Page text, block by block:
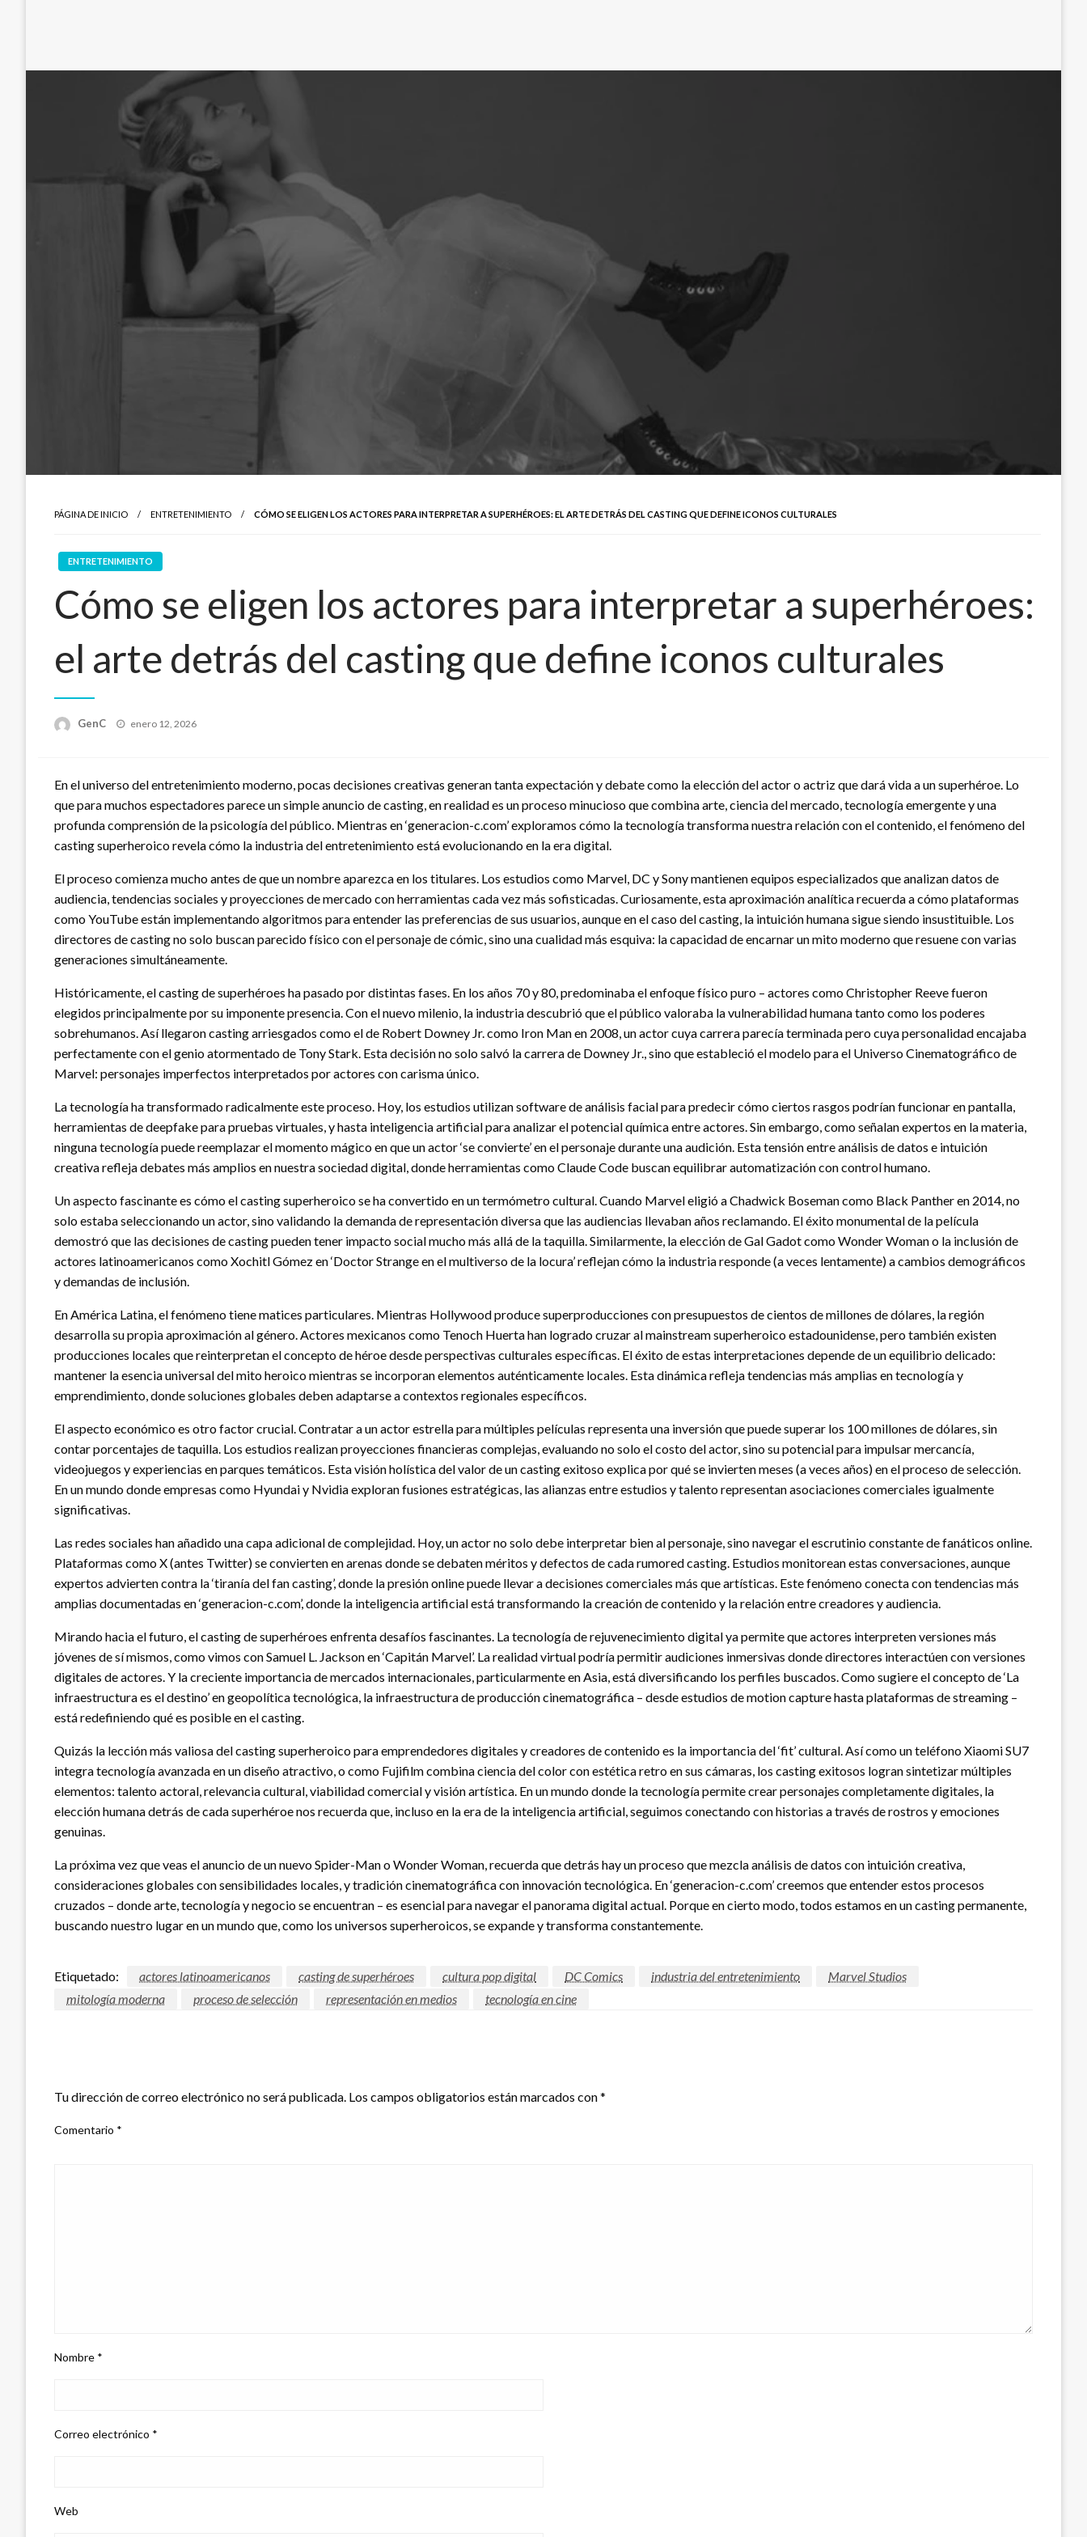
PÁGINA DE INICIO ENTRETENIMIENTO CÓMO SE ELIGEN LOS ACTORES PARA INTERPRETAR A SUPERHÉROES: EL ARTE DETRÁS DEL CASTING QUE DEFINE ICONOS CULTURALES
ENTRETENIMIENTO
Cómo se eligen los actores para interpretar a superhéroes:
el arte detrás del casting que define iconos culturales
GenC
Publicado
enero 12, 2026
En el universo del entretenimiento moderno, pocas decisiones creativas generan tanta expectación y debate como la elección del actor o actriz que dará vida a un superhéroe. Lo
que para muchos espectadores parece un simple anuncio de casting, en realidad es un proceso minucioso que combina arte, ciencia del mercado, tecnología emergente y una
profunda comprensión de la psicología del público. Mientras en ‘generacion-c.com’ exploramos cómo la tecnología transforma nuestra relación con el contenido, el fenómeno del
casting superheroico revela cómo la industria del entretenimiento está evolucionando en la era digital.
El proceso comienza mucho antes de que un nombre aparezca en los titulares. Los estudios como Marvel, DC y Sony mantienen equipos especializados que analizan datos de
audiencia, tendencias sociales y proyecciones de mercado con herramientas cada vez más sofisticadas. Curiosamente, esta aproximación analítica recuerda a cómo plataformas
como YouTube están implementando algoritmos para entender las preferencias de sus usuarios, aunque en el caso del casting, la intuición humana sigue siendo insustituible. Los
directores de casting no solo buscan parecido físico con el personaje de cómic, sino una cualidad más esquiva: la capacidad de encarnar un mito moderno que resuene con varias
generaciones simultáneamente.
Históricamente, el casting de superhéroes ha pasado por distintas fases. En los años 70 y 80, predominaba el enfoque físico puro – actores como Christopher Reeve fueron
elegidos principalmente por su imponente presencia. Con el nuevo milenio, la industria descubrió que el público valoraba la vulnerabilidad humana tanto como los poderes
sobrehumanos. Así llegaron casting arriesgados como el de Robert Downey Jr. como Iron Man en 2008, un actor cuya carrera parecía terminada pero cuya personalidad encajaba
perfectamente con el genio atormentado de Tony Stark. Esta decisión no solo salvó la carrera de Downey Jr., sino que estableció el modelo para el Universo Cinematográfico de
Marvel: personajes imperfectos interpretados por actores con carisma único.
La tecnología ha transformado radicalmente este proceso. Hoy, los estudios utilizan software de análisis facial para predecir cómo ciertos rasgos podrían funcionar en pantalla,
herramientas de deepfake para pruebas virtuales, y hasta inteligencia artificial para analizar el potencial química entre actores. Sin embargo, como señalan expertos en la materia,
ninguna tecnología puede reemplazar el momento mágico en que un actor ‘se convierte’ en el personaje durante una audición. Esta tensión entre análisis de datos e intuición
creativa refleja debates más amplios en nuestra sociedad digital, donde herramientas como Claude Code buscan equilibrar automatización con control humano.
Un aspecto fascinante es cómo el casting superheroico se ha convertido en un termómetro cultural. Cuando Marvel eligió a Chadwick Boseman como Black Panther en 2014, no
solo estaba seleccionando un actor, sino validando la demanda de representación diversa que las audiencias llevaban años reclamando. El éxito monumental de la película
demostró que las decisiones de casting pueden tener impacto social mucho más allá de la taquilla. Similarmente, la elección de Gal Gadot como Wonder Woman o la inclusión de
actores latinoamericanos como Xochitl Gómez en ‘Doctor Strange en el multiverso de la locura’ reflejan cómo la industria responde (a veces lentamente) a cambios demográficos
y demandas de inclusión.
En América Latina, el fenómeno tiene matices particulares. Mientras Hollywood produce superproducciones con presupuestos de cientos de millones de dólares, la región
desarrolla su propia aproximación al género. Actores mexicanos como Tenoch Huerta han logrado cruzar al mainstream superheroico estadounidense, pero también existen
producciones locales que reinterpretan el concepto de héroe desde perspectivas culturales específicas. El éxito de estas interpretaciones depende de un equilibrio delicado:
mantener la esencia universal del mito heroico mientras se incorporan elementos auténticamente locales. Esta dinámica refleja tendencias más amplias en tecnología y
emprendimiento, donde soluciones globales deben adaptarse a contextos regionales específicos.
El aspecto económico es otro factor crucial. Contratar a un actor estrella para múltiples películas representa una inversión que puede superar los 100 millones de dólares, sin
contar porcentajes de taquilla. Los estudios realizan proyecciones financieras complejas, evaluando no solo el costo del actor, sino su potencial para impulsar mercancía,
videojuegos y experiencias en parques temáticos. Esta visión holística del valor de un casting exitoso explica por qué se invierten meses (a veces años) en el proceso de selección.
En un mundo donde empresas como Hyundai y Nvidia exploran fusiones estratégicas, las alianzas entre estudios y talento representan asociaciones comerciales igualmente
significativas.
Las redes sociales han añadido una capa adicional de complejidad. Hoy, un actor no solo debe interpretar bien al personaje, sino navegar el escrutinio constante de fanáticos online.
Plataformas como X (antes Twitter) se convierten en arenas donde se debaten méritos y defectos de cada rumored casting. Estudios monitorean estas conversaciones, aunque
expertos advierten contra la ‘tiranía del fan casting’, donde la presión online puede llevar a decisiones comerciales más que artísticas. Este fenómeno conecta con tendencias más
amplias documentadas en ‘generacion-c.com’, donde la inteligencia artificial está transformando la creación de contenido y la relación entre creadores y audiencia.
Mirando hacia el futuro, el casting de superhéroes enfrenta desafíos fascinantes. La tecnología de rejuvenecimiento digital ya permite que actores interpreten versiones más
jóvenes de sí mismos, como vimos con Samuel L. Jackson en ‘Capitán Marvel’. La realidad virtual podría permitir audiciones inmersivas donde directores interactúen con versiones
digitales de actores. Y la creciente importancia de mercados internacionales, particularmente en Asia, está diversificando los perfiles buscados. Como sugiere el concepto de ‘La
infraestructura es el destino’ en geopolítica tecnológica, la infraestructura de producción cinematográfica – desde estudios de motion capture hasta plataformas de streaming –
está redefiniendo qué es posible en el casting.
Quizás la lección más valiosa del casting superheroico para emprendedores digitales y creadores de contenido es la importancia del ‘fit’ cultural. Así como un teléfono Xiaomi SU7
integra tecnología avanzada en un diseño atractivo, o como Fujifilm combina ciencia del color con estética retro en sus cámaras, los casting exitosos logran sintetizar múltiples
elementos: talento actoral, relevancia cultural, viabilidad comercial y visión artística. En un mundo donde la tecnología permite crear personajes completamente digitales, la
elección humana detrás de cada superhéroe nos recuerda que, incluso en la era de la inteligencia artificial, seguimos conectando con historias a través de rostros y emociones
genuinas.
La próxima vez que veas el anuncio de un nuevo Spider-Man o Wonder Woman, recuerda que detrás hay un proceso que mezcla análisis de datos con intuición creativa,
consideraciones globales con sensibilidades locales, y tradición cinematográfica con innovación tecnológica. En ‘generacion-c.com’ creemos que entender estos procesos
cruzados – donde arte, tecnología y negocio se encuentran – es esencial para navegar el panorama digital actual. Porque en cierto modo, todos estamos en un casting permanente,
buscando nuestro lugar en un mundo que, como los universos superheroicos, se expande y transforma constantemente.
Etiquetado: actores latinoamericanos casting de superhéroes cultura pop digital DC Comics industria del entretenimiento
Marvel Studios
mitología moderna
proceso de selección representación en medios tecnología en cine
Tu dirección de correo electrónico no será publicada. Los campos obligatorios están marcados con*
Comentario *
Nombre *
Correo electrónico *
Web